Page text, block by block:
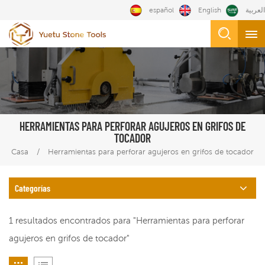
español English العربية
HERRAMIENTAS PARA PERFORAR AGUJEROS EN GRIFOS DE
TOCADOR
Casa / Herramientas para perforar agujeros en grifos de tocador
Categorías
1 resultados encontrados para "Herramientas para perforar
agujeros en grifos de tocador"